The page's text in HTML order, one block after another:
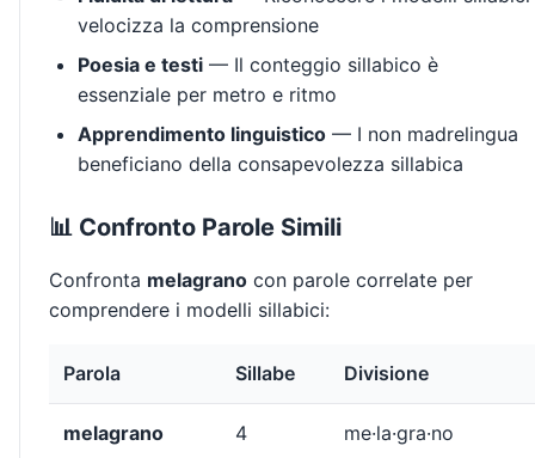
velocizza la comprensione
Poesia e testi — Il conteggio sillabico è
essenziale per metro e ritmo
Apprendimento linguistico — I non madrelingua
beneficiano della consapevolezza sillabica
📊 Confronto Parole Simili
Confronta melagrano con parole correlate per
comprendere i modelli sillabici:
Parola Sillabe Divisione
melagrano 4 me·la·gra·no